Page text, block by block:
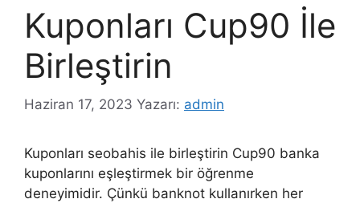
Kuponları Cup90 İle
Birleştirin
Haziran 17, 2023 Yazarı: admin
Kuponları seobahis ile birleştirin Cup90 banka
kuponlarını eşleştirmek bir öğrenme
deneyimidir. Çünkü banknot kullanırken her